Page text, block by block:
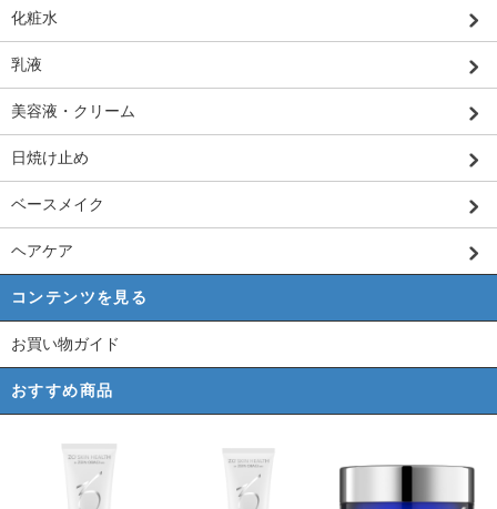
化粧水
乳液
美容液・クリーム
日焼け止め
ベースメイク
ヘアケア
コンテンツを見る
お買い物ガイド
おすすめ商品